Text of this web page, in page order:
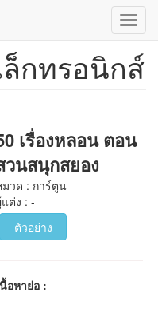
กทรอนิกส์
เรื่องหลอน ตอน
วนสนุกสยอง
วด : การ์ตูน
ต่ง : -
ตัวอย่าง
นื้อหาย่อ :-